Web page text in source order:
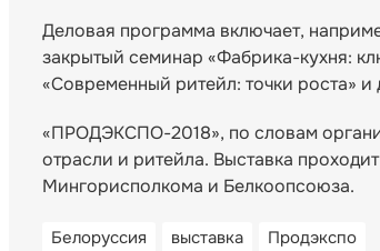
Деловая программа включает,
закрытый семинар «Фабрика-кухня:
«Современный ритейл: точки роста»
«ПРОДЭКСПО-2018», по словам
отрасли и ритейла. Выставка
Мингорисполкома и Белкоопсоюза.
Белоруссия выставка Продэкспо